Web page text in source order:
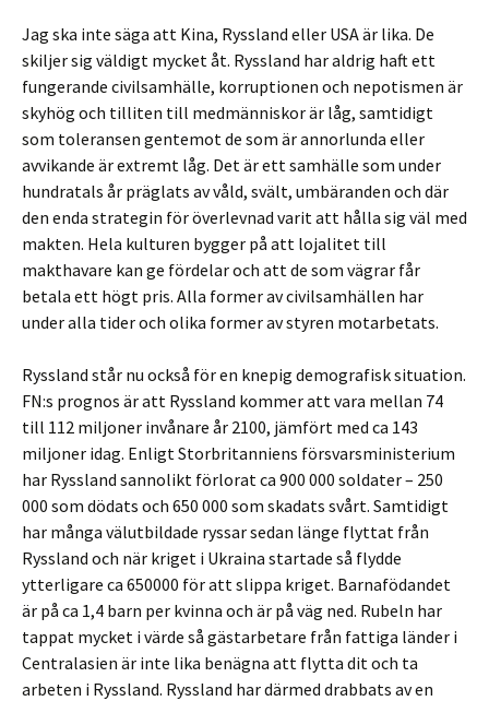
Jag ska inte säga att Kina, Ryssland eller USA är lika. De
skiljer sig väldigt mycket åt. Ryssland har aldrig haft ett
fungerande civilsamhälle, korruptionen och nepotismen är
skyhög och tilliten till medmänniskor är låg, samtidigt
som toleransen gentemot de som är annorlunda eller
avvikande är extremt låg. Det är ett samhälle som under
hundratals år präglats av våld, svält, umbäranden och där
den enda strategin för överlevnad varit att hålla sig väl med
makten. Hela kulturen bygger på att lojalitet till
makthavare kan ge fördelar och att de som vägrar får
betala ett högt pris. Alla former av civilsamhällen har
under alla tider och olika former av styren motarbetats.
Ryssland står nu också för en knepig demografisk situation.
FN:s prognos är att Ryssland kommer att vara mellan 74
till 112 miljoner invånare år 2100, jämfört med ca 143
miljoner idag. Enligt Storbritanniens försvarsministerium
har Ryssland sannolikt förlorat ca 900 000 soldater – 250
000 som dödats och 650 000 som skadats svårt. Samtidigt
har många välutbildade ryssar sedan länge flyttat från
Ryssland och när kriget i Ukraina startade så flydde
ytterligare ca 650000 för att slippa kriget. Barnafödandet
är på ca 1,4 barn per kvinna och är på väg ned. Rubeln har
tappat mycket i värde så gästarbetare från fattiga länder i
Centralasien är inte lika benägna att flytta dit och ta
arbeten i Ryssland. Ryssland har därmed drabbats av en